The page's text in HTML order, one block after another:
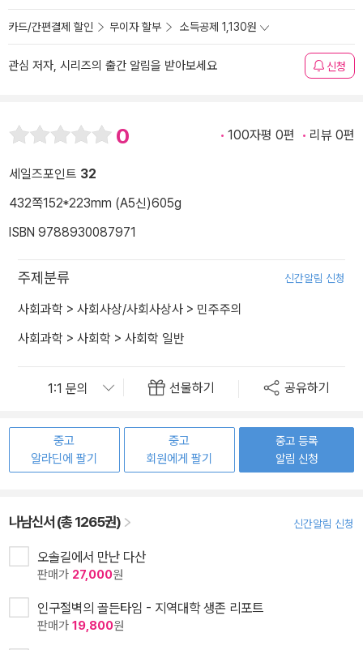
카드/간편결제 할인 무이자 할부 소득공제 1,130원
관심 저자, 시리즈의 출간 알림을 받아보세요 신청
0 100자평 0편 리뷰 0편
세일즈포인트 32
432쪽152*223mm (A5신)605g
ISBN 9788930087971
주제분류 신간알림 신청
사회과학 > 사회사상/사회사상사 > 민주주의
사회과학 > 사회학 > 사회학 일반
선물하기 공유하기
중고
알라딘에 팔기
중고
회원에게 팔기
중고 등록
알림 신청
나남신서 (총 1265권) 신간알림 신청
오솔길에서 만난 다산
판매가 27,000원
인구절벽의 골든타임 - 지역대학 생존 리포트
판매가 19,800원